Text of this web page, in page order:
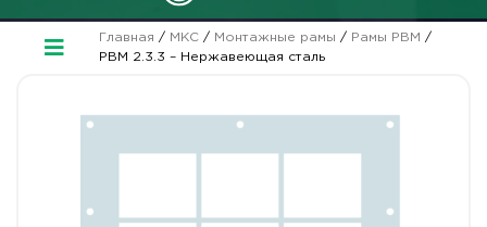
Главная / МКС/ Монтажные рамы / Рамы РВМ
/
РВМ 2.3.3 – Нержавеющая сталь